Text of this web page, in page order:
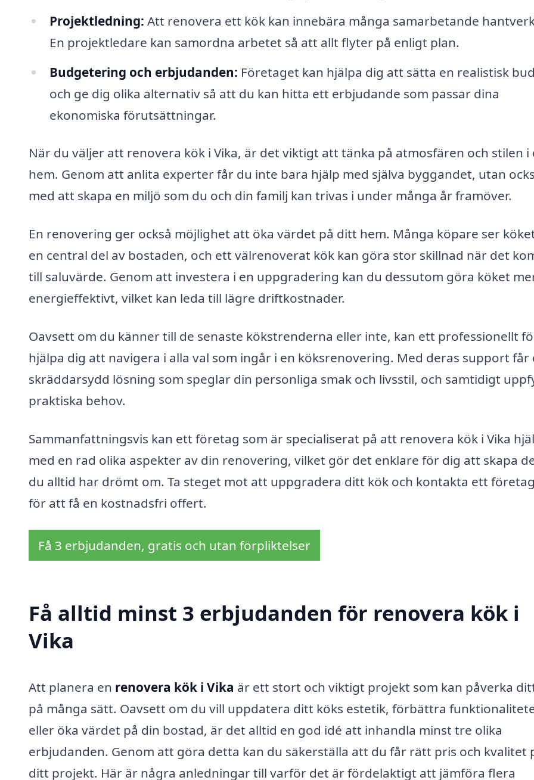
Projektledning: Att renovera ett kök kan innebära många samarbetande
En projektledare kan samordna arbetet så att allt flyter på enligt plan.
Budgetering och erbjudanden: Företaget kan hjälpa dig att sätta en realistisk
och ge dig olika alternativ så att du kan hitta ett erbjudande som passar dina
ekonomiska förutsättningar.
När du väljer att renovera kök i Vika, är det viktigt att tänka på atmosfären och stilen i
hem. Genom att anlita experter får du inte bara hjälp med själva byggandet, utan
med att skapa en miljö som du och din familj kan trivas i under många år framöver.
En renovering ger också möjlighet att öka värdet på ditt hem. Många köpare ser
en central del av bostaden, och ett välrenoverat kök kan göra stor skillnad när det
till saluvärde. Genom att investera i en uppgradering kan du dessutom göra köket
energieffektivt, vilket kan leda till lägre driftkostnader.
Oavsett om du känner till de senaste kökstrenderna eller inte, kan ett professionellt
hjälpa dig att navigera i alla val som ingår i en köksrenovering. Med deras support får
skräddarsydd lösning som speglar din personliga smak och livsstil, och samtidigt
praktiska behov.
Sammanfattningsvis kan ett företag som är specialiserat på att renovera kök i Vika
med en rad olika aspekter av din renovering, vilket gör det enklare för dig att skapa
du alltid har drömt om. Ta steget mot att uppgradera ditt kök och kontakta ett
för att få en kostnadsfri offert.
Få 3 erbjudanden, gratis och utan förpliktelser
Få alltid minst 3 erbjudanden för renovera kök i
Vika
Att planera en renovera kök i Vika är ett stort och viktigt projekt som kan påverka
på många sätt. Oavsett om du vill uppdatera ditt köks estetik, förbättra
eller öka värdet på din bostad, är det alltid en god idé att inhandla minst tre olika
erbjudanden. Genom att göra detta kan du säkerställa att du får rätt pris och kvalitet
ditt projekt. Här är några anledningar till varför det är fördelaktigt att jämföra flera